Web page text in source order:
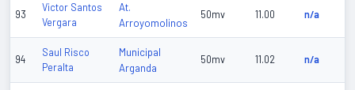
93
Victor Santos
Vergara
At.
Arroyomolinos
50mv 11.00 n/a
94
Saul Risco
Peralta
Municipal
Arganda
50mv 11.02 n/a